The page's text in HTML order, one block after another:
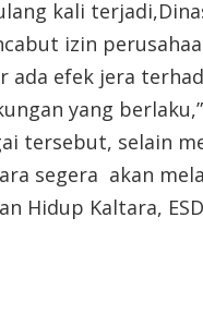
kali
izin
ada efek jera
yang
tersebut, selain
segera akan
Hidup Kaltara,